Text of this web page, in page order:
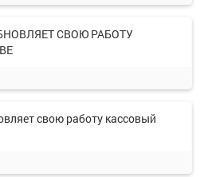
СВОЮ РАБОТУ
свою работу кассовый